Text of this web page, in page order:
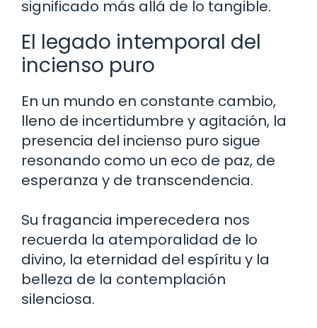
significado más allá de lo tangible.
El legado intemporal del
incienso puro
En un mundo en constante cambio,
lleno de incertidumbre y agitación, la
presencia del incienso puro sigue
resonando como un eco de paz, de
esperanza y de transcendencia.
Su fragancia imperecedera nos
recuerda la atemporalidad de lo
divino, la eternidad del espíritu y la
belleza de la contemplación
silenciosa.